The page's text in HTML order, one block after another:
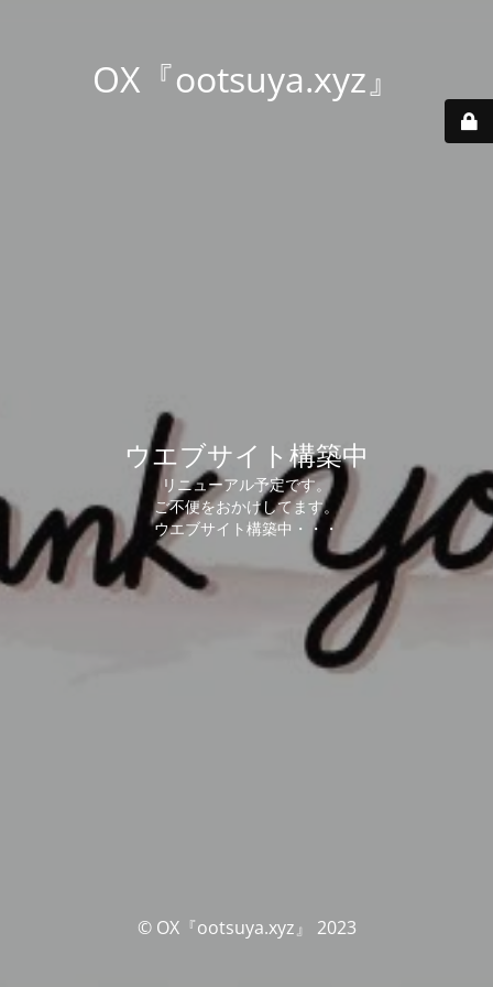
OX『ootsuya.xyz』
ウエブサイト構築中
リニューアル予定です。
ご不便をおかけしてます。
ウエブサイト構築中・・・
© OX『ootsuya.xyz』 2023